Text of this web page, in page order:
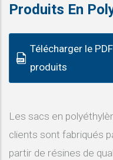
Produits En
Télécharger le
produits
Les sacs en
clients sont fabriqués
partir de résines de